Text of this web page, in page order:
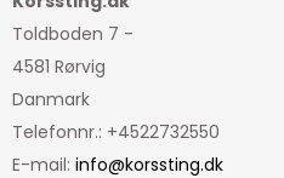
Toldboden 7 -
4581 Rørvig
Danmark
Telefonnr.: +4522732550
E-mail: info@korssting.dk